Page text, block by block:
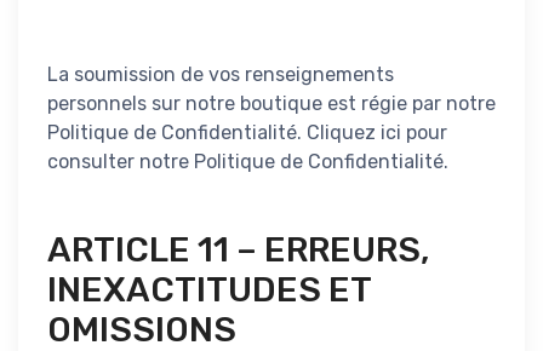
La soumission de vos renseignements
personnels sur notre boutique est régie par notre
Politique de Confidentialité. Cliquez ici pour
consulter notre Politique de Confidentialité.
ARTICLE 11 – ERREURS,
INEXACTITUDES ET
OMISSIONS